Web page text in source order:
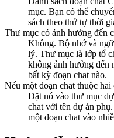
mục. Bạn có thể
sách theo thứ tự thời
Thư mục có ảnh hưởng đến
Không. Bộ nhớ và
lý. Thư mục là lớp tổ
không ảnh hưởng đến
bất kỳ đoạn chat nào.
Nếu một đoạn chat thuộc hai
Đặt nó vào thư mục
chat với tên dự án
một đoạn chat vào